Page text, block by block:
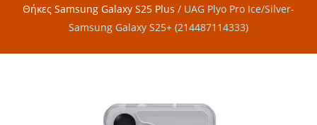
Θήκες Samsung Galaxy S25 Plus / UAG Plyo Pro Ice/Silver-
Samsung Galaxy S25+ (214487114333)